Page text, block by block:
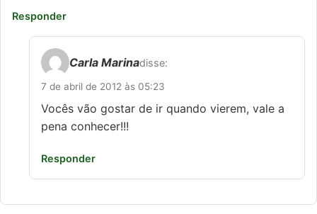
Responder
Carla Marinadisse:
7 de abril de 2012 às 05:23
Vocês vão gostar de ir quando vierem, vale a
pena conhecer!!!
Responder